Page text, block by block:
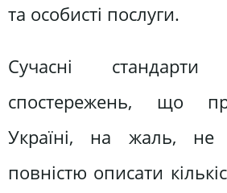
та особисті послуги.
Сучасні стандарти
спостережень, що
Україні, на жаль, не
повністю описати